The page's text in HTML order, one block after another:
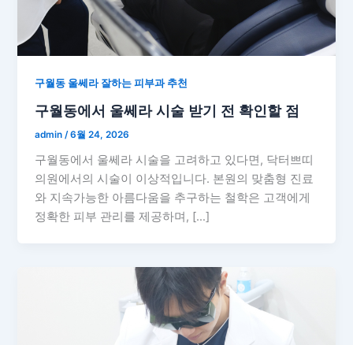
구월동 울쎄라 잘하는 피부과 추천
구월동에서 울쎄라 시술 받기 전 확인할 점
admin /6월 24, 2026
구월동에서 울쎄라 시술을 고려하고 있다면, 닥터쁘띠
의원에서의 시술이 이상적입니다. 본원의 맞춤형 진료
와 지속가능한 아름다움을 추구하는 철학은 고객에게
정확한 피부 관리를 제공하며, […]